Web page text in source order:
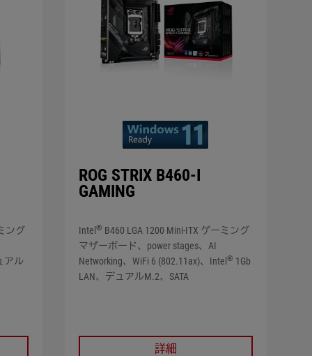
ング
アル
ROG STRIX B460-I
GAMING
Intel ® B460 LGA 1200 Mini-ITX ゲーミング
マザーボード、power stages、AI
Networking、WiFi 6 (802.11ax)、Intel ® 1Gb
LAN、デュアルM.2、SATA
詳細